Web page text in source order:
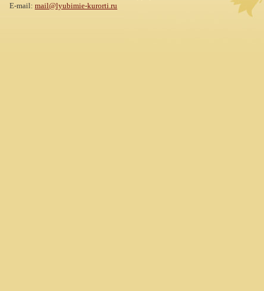
E-mail: mail@lyubimie-kurorti.ru